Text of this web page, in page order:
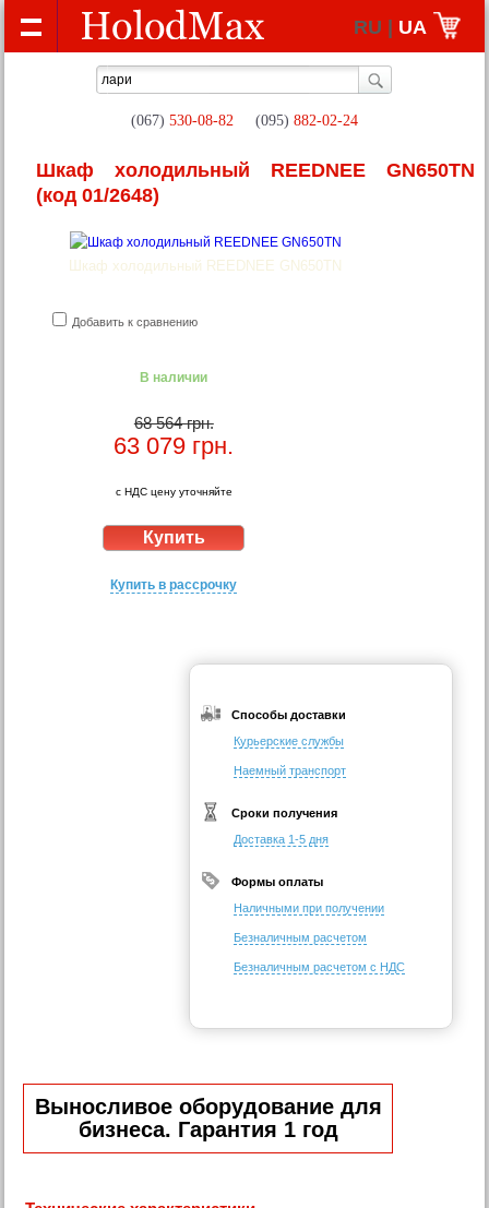
RU | UA
(067) 530-08-82 (095) 882-02-24
Шкаф холодильный REEDNEE GN650TN
(код 01/2648)
Шкаф холодильный REEDNEE GN650TN
Добавить к сравнению
В наличии
68 564 грн.
63 079 грн.
с НДС цену уточняйте
Купить в рассрочку
Способы доставки
Курьерские службы
Наемный транспорт
Сроки получения
Доставка 1-5 дня
Формы оплаты
Наличными при получении
Безналичным расчетом
Безналичным расчетом с НДС
Выносливое оборудование для
бизнеса. Гарантия 1 год